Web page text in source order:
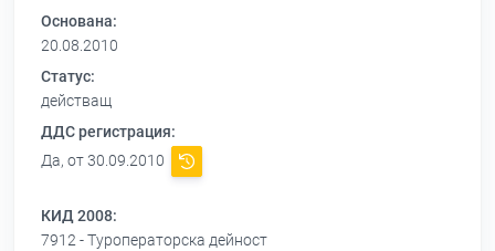
Основана:
20.08.2010
Статус:
действащ
ДДС регистрация:
Да, от 30.09.2010
КИД 2008:
7912 - Туроператорска дейност